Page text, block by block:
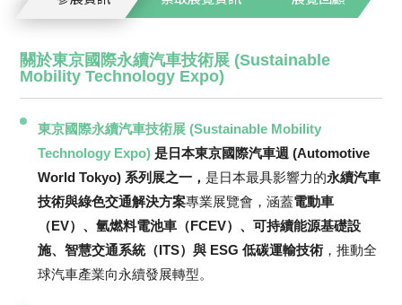
關於東京國際永續汽車技術展 (Sustainable
Mobility Technology Expo)
東京國際永續汽車技術展 (Sustainable Mobility
Technology Expo) 是日本東京國際汽車週 (Automotive
World Tokyo) 系列展之一， 是日本最具影響力的永續汽車
技術與綠色交通解決方案專業展覽會，涵蓋電動車
（EV）、氫燃料電池車（FCEV）、可持續能源基礎設
施、智慧交通系統（ITS）與 ESG 低碳運輸技術 ，推動全
球汽車產業向永續發展轉型。